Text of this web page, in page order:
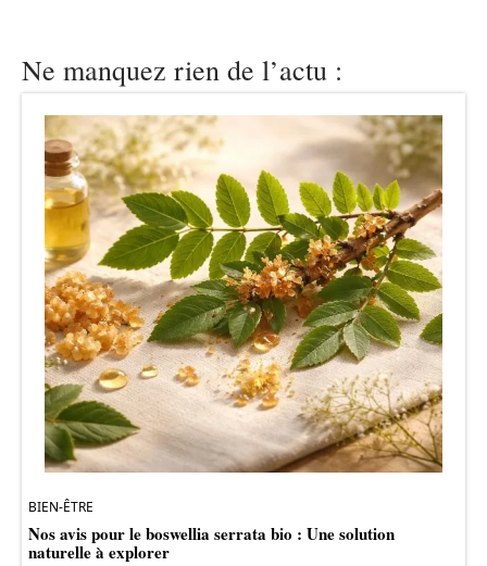
Ne manquez rien de l’actu :
BIEN-ÊTRE
Nos avis pour le boswellia serrata bio : Une solution
naturelle à explorer